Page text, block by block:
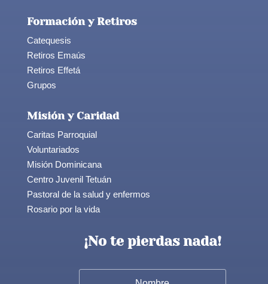
Formación y Retiros
Catequesis
Retiros Emaús
Retiros Effetá
Grupos
Misión y Caridad
Caritas Parroquial
Voluntariados
Misión Dominicana
Centro Juvenil Tetuán
Pastoral de la salud y enfermos
Rosario por la vida
¡No te pierdas nada!